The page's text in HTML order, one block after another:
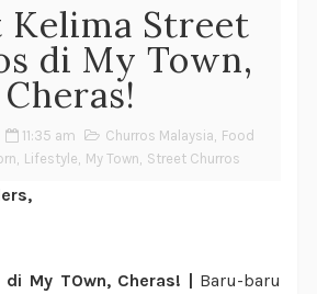
Street
di My Town,
Cheras!
11:35 am Churros Malaysia Food
Lifestyle My Town Street Churros
My TOwn, Cheras! | Baru-baru